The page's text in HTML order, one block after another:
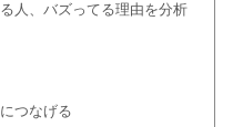
人、バズってる理由を分析
つなげる